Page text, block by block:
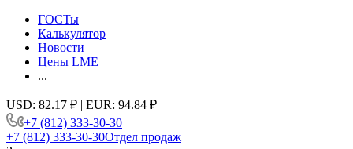
ГОСТы
Калькулятор
Новости
Цены LME
...
USD: 82.17 ₽ | EUR: 94.84 ₽
+7 (812) 333-30-30
+7 (812) 333-30-30Отдел продаж